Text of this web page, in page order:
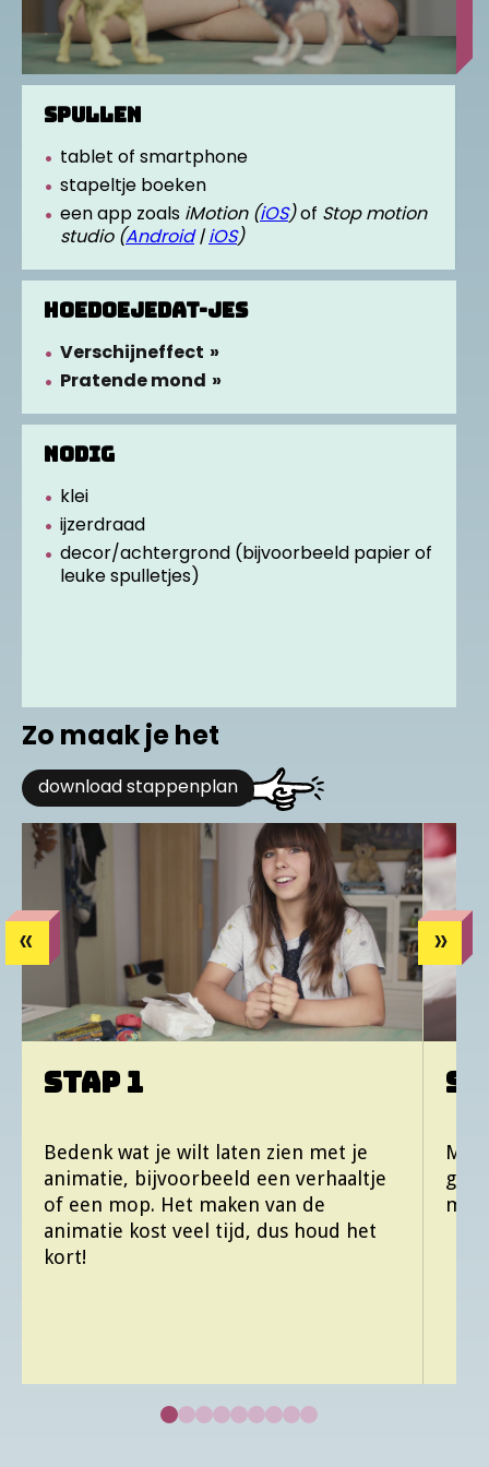
SPULLEN
tablet of smartphone
stapeltje boeken
een app zoals iMotion (iOS)of Stop motion
studio (Android|iOS)
NODIG
klei
ijzerdraad
decor/achtergrond (bijvoorbeeld papier of
leuke spulletjes)
HOEDOEJEDAT-JES
Verschijneffect
Pratende mond
Zo maak je het
download stappenplan
STAP 1
Bedenk wat je wilt laten zien met je
animatie, bijvoorbeeld een verhaaltje
of een mop. Het maken van de
animatie kost veel tijd, dus houd het
kort!
met
Voornaam kind
gelukt
nog een inzending
Heb je al een account?